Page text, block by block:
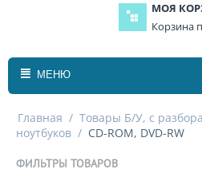
МОЯ
Корзина
МЕНЮ
Главная / Товары Б/У, с разбора
ноутбуков / CD-ROM, DVD-RW
ФИЛЬТРЫ ТОВАРОВ